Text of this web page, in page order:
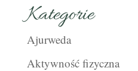
Kategorie
Ajurweda
Aktywność fizyczna